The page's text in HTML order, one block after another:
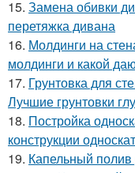
15. Замена обивки
перетяжка дивана
16. Молдинги на
молдинги и какой
17. Грунтовка для
Лучшие грунтовки
18. Постройка
конструкции
19. Капельный